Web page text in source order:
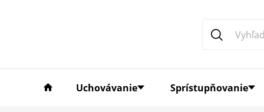
Uchovávanie Sprístupňovanie